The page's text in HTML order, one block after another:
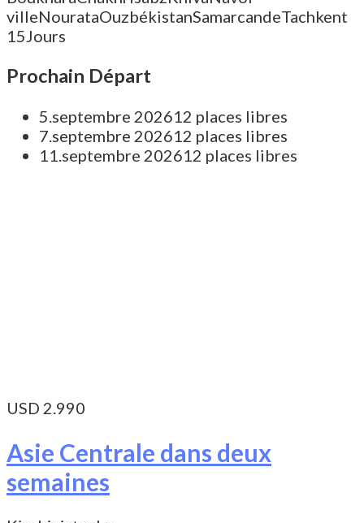
villeNourataOuzbékistanSamarcandeTachkent
15Jours
Prochain Départ
5.septembre 202612 places libres
7.septembre 202612 places libres
11.septembre 202612 places libres
USD 2.990
Asie Centrale dans deux
semaines